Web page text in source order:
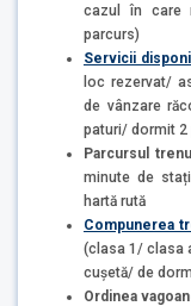
cazul în care
parcurs)
Servicii
loc rezervat/
de vânzare
paturi/ dormit
Parcursul
minute de
hartă rută
Compunerea
(clasa 1/ clasa
cușetă/ de
Ordinea